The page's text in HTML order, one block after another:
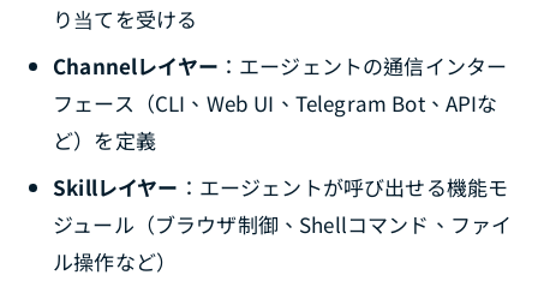
り当てを受ける
Channelレイヤー ：エージェントの通信インター
フェース（CLI、Web UI、Telegram Bot、APIな
ど）を定義
Skillレイヤー ：エージェントが呼び出せる機能モ
ジュール（ブラウザ制御、Shellコマンド、ファイ
ル操作など）